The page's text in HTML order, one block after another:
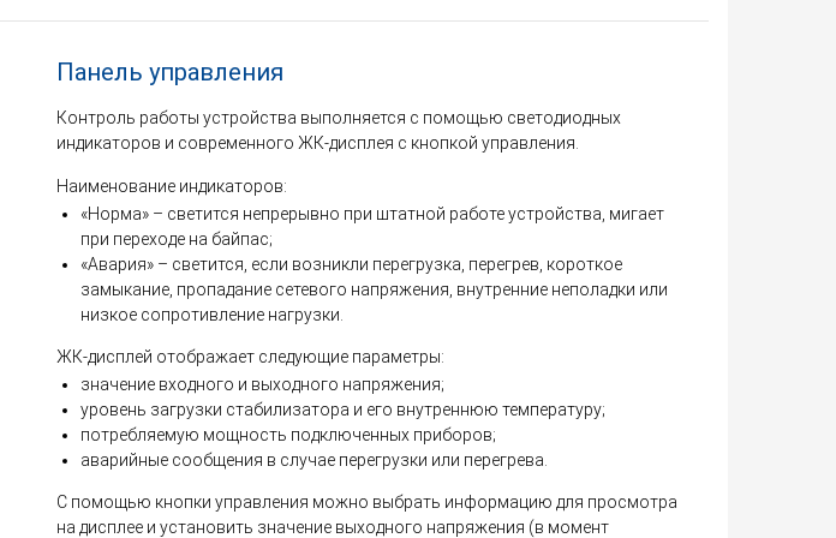
Панель управления
Контроль работы устройства выполняется с помощью светодиодных
индикаторов и современного ЖК-дисплея с кнопкой управления.
Наименование индикаторов:
«Норма» – светится непрерывно при штатной работе устройства, мигает
при переходе на байпас;
«Авария» – светится, если возникли перегрузка, перегрев, короткое
замыкание, пропадание сетевого напряжения, внутренние неполадки или
низкое сопротивление нагрузки.
ЖК-дисплей отображает следующие параметры:
значение входного и выходного напряжения;
уровень загрузки стабилизатора и его внутреннюю температуру;
потребляемую мощность подключенных приборов;
аварийные сообщения в случае перегрузки или перегрева.
С помощью кнопки управления можно выбрать информацию для просмотра
на дисплее и установить значение выходного напряжения (в момент